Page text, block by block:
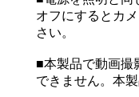
オフにするとカ
さい。
■本製品で動画撮
できません。本